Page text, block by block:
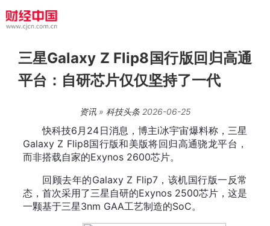
三星Galaxy Z Flip8国行版回归高通
平台：自研芯片仅仅坚持了一代
资讯» 科技头条2026-06-25
快科技6月24日消息，博主i冰宇宙爆料称，三星
Galaxy Z Flip8国行版和美版将回归高通骁龙平台，
而非搭载自家的Exynos 2600芯片。
回顾去年的Galaxy Z Flip7，该机国行版一反常
态，首次采用了三星自研的Exynos 2500芯片，这是
一颗基于三星3nm GAA工艺制造的SoC。